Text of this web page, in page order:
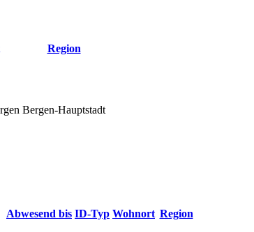
Region
Bergen-Hauptstadt
Abwesend bis ID-Typ Wohnort Region